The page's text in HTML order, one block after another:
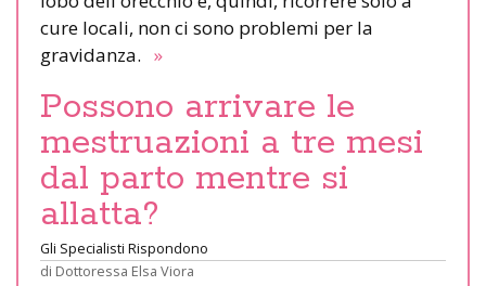
cure locali, non ci sono problemi per la
gravidanza. »
Possono arrivare le
mestruazioni a tre mesi
dal parto mentre si
allatta?
Gli Specialisti Rispondono
di Dottoressa Elsa Viora